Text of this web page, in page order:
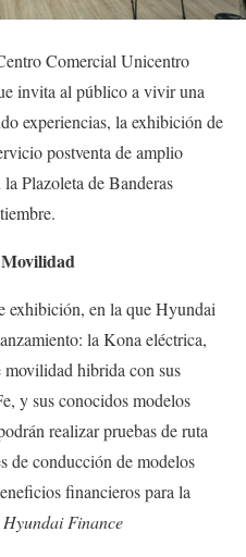
Comercial Unicentro
invita al público a vivir una
experiencias, la exhibición de
postventa de amplio
Plazoleta de Banderas
exhibición, en la que Hyundai
la Kona eléctrica,
hibrida con sus
y sus conocidos modelos
realizar pruebas de ruta
de conducción de modelos
financieros para la
Hyundai Finance